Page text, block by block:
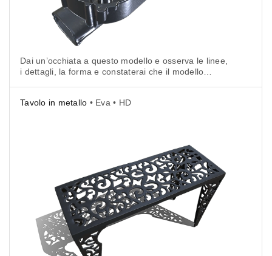
Dai un’occhiata a questo modello e osserva le linee,
i dettagli, la forma e constaterai che il modello
Tavolo in metallo • Eva • HD